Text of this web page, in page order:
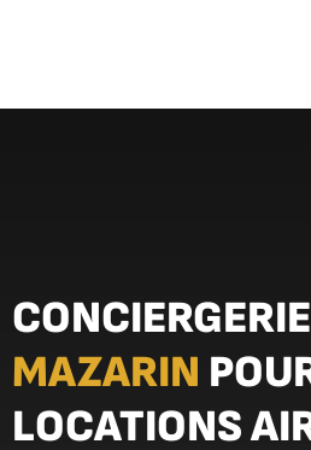
MAZARIN
LOCATIONS